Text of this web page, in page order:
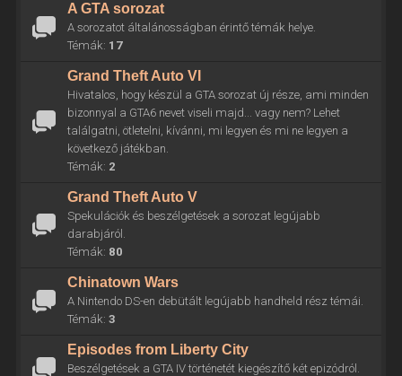
A GTA sorozat
A sorozatot általánosságban érintő témák helye.
Témák: 17
Grand Theft Auto VI
Hivatalos, hogy készül a GTA sorozat új része, ami minden
bizonnyal a GTA6 nevet viseli majd... vagy nem? Lehet
találgatni, ötletelni, kívánni, mi legyen és mi ne legyen a
következő játékban.
Témák: 2
Grand Theft Auto V
Spekulációk és beszélgetések a sorozat legújabb
darabjáról.
Témák: 80
Chinatown Wars
A Nintendo DS-en debütált legújabb handheld rész témái.
Témák: 3
Episodes from Liberty City
Beszélgetések a GTA IV történetét kiegészítő két epizódról.